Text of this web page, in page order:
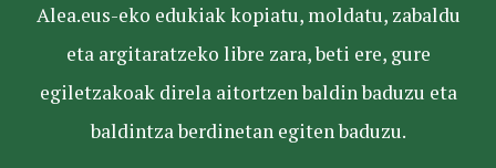
Alea.eus-eko edukiak kopiatu, moldatu, zabaldu
eta argitaratzeko libre zara, beti ere, gure
egiletzakoak direla aitortzen baldin baduzu eta
baldintza berdinetan egiten baduzu.